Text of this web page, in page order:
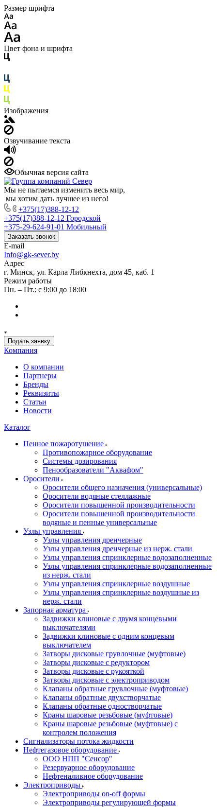
Размер шрифта
Цвет фона и шрифта
Изображения
Озвучивание текста
Обычная версия сайта
Мы не пытаемся изменить весь мир,
мы хотим дать лучшее из него!
+375(17)388-12-12
+375(17)388-12-12 Городской
+375-29-624-91-01 Мобильный
Заказать звонок
E-mail
Info@gk-sever.by
Адрес
г. Минск, ул. Карла Либкнехта, дом 45, каб. 1
Режим работы
Пн. – Пт.: с 9:00 до 18:00
Подать заявку
Компания
О компании
Партнеры
Бренды
Реквизиты
Статьи
Новости
Каталог
Пенное пожаротушение
Противопожарное оборудование
Системы дозирования
Пенообразователи "Аквафом"
Оросители
Оросители oбщего назначения (универсальные)
Оросители водяные стеллажные
Оросители повышенной производительности
Оросители повышенной производительности
водяные и пенные универсальные
Узлы управления
Узлы управления дренчерные
Узлы управления дренчерные из нерж. стали
Узлы управления спринклерные водозаполненные
Узлы управления спринклерные водозаполненные
из нерж. стали
Узлы управления спринклерные воздушные
Узлы управления спринклерные воздушные из
нерж. стали
Запорная арматура
Задвижки клиновые с двумя концевыми
выключателями
Задвижки клиновые с одним концевым
выключателем
Затворы дисковые грувлочные (муфтовые)
Затворы дисковые с редуктором
Затворы дисковые с рукояткой
Затворы дисковые с электроприводом
Клапаны обратные грувлочные (муфтовые)
Клапаны обратные двухстворчатые
Клапаны обратные одностворчатые
Краны шаровые резьбовые (муфтовые)
Краны шаровые резьбовые (муфтовые) с
контролем положения
Сигнализаторы потока жидкости
Нефтегазовое оборудование
ООО НПП "Сенсор"
Резервуарное оборудование
Нефтеналивное оборудование
Электроприводы
Электроприводы on-off формы
Электроприводы регулирующей формы